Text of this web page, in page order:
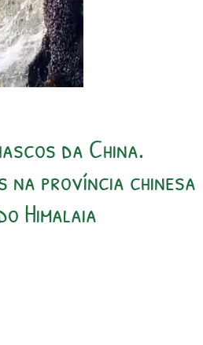
da China.
na província chinesa
Himalaia